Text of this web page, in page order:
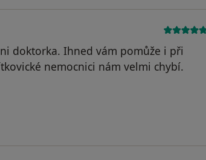
doktorka. Ihned vám pomůže i při
nemocnici nám velmi chybí.